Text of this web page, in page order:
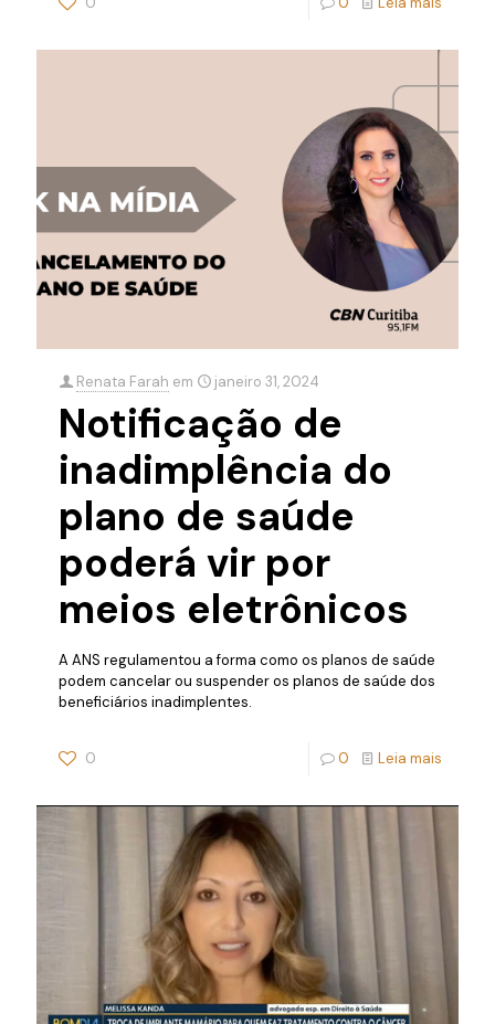
Renata Farah em janeiro 31, 2024
Notificação de
inadimplência do
plano de saúde
poderá vir por
meios eletrônicos
A ANS regulamentou a forma como os planos de saúde
podem cancelar ou suspender os planos de saúde dos
beneficiários inadimplentes.
0 0 Leia mais